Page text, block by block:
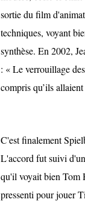
sortie du film
techniques, voyant
synthèse. En 2002,
: « Le verrouillage
compris qu’ils
C'est finalement
L'accord fut suivi
qu'il voyait bien Tom
pressenti pour jouer